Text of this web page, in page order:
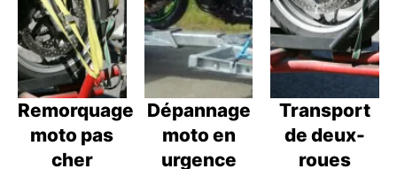
Remorquage
moto pas
cher
Dépannage
moto en
urgence
Transport
de deux-
roues